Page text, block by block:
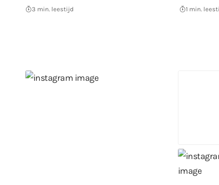
3 min. leestijd 1 min.